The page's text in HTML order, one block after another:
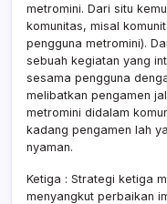
metromini. Dari situ
komunitas, misal
pengguna metromini).
sebuah kegiatan yang
sesama pengguna
melibatkan pengamen
metromini didalam
kadang pengamen lah
nyaman.
Ketiga : Strategi ketiga
menyangkut perbaikan